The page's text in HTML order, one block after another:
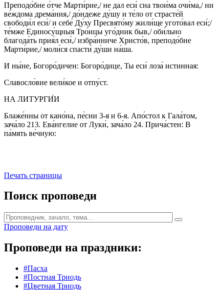
Преподо́бне о́тче Марти́рие,/ не дал еси́ сна твои́ма очи́ма,/ ни
ве́ждома дрема́ния,/ до́ндеже ду́шу и те́ло от страсте́й
свободи́л еси́/ и себе́ Ду́ху Пресвято́му жили́ще угото́вал еси́;/
те́мже Единосу́щныя Тро́ицы уго́дник быв,/ оби́льно
благода́ть прия́л еси́,/ избра́нниче Христо́в, преподо́бне
Марти́рие,/ моли́ся спасти́ ду́ши на́ша.
И ны́не, Богоро́дичен: Богоро́дице, Ты еси́ лоза́ истинная:
Славосло́вие вели́кое и отпу́ст.
НА ЛИТУРГИ́И
Блаже́нны от кано́на, пе́сни 3-я и 6-я. Апо́стол к Гала́том,
зача́ло 213. Ева́нгелие от Луки́, зача́ло 24. Прича́стен: В
па́мять ве́чную:
Печать страницы
Поиск проповеди
Проповеди на дату
Проповеди на праздники:
#Пасха
#Постная Триодь
#Цветная Триодь